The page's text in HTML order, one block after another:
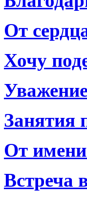
От
Хочу
Занятия
От
Встреча